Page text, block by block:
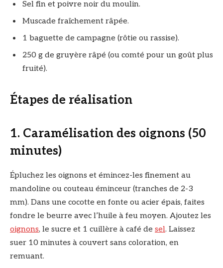
Sel fin et poivre noir du moulin.
Muscade fraîchement râpée.
1 baguette de campagne (rôtie ou rassise).
250 g de gruyère râpé (ou comté pour un goût plus
fruité).
Étapes de réalisation
1. Caramélisation des oignons (50
minutes)
Épluchez les oignons et émincez-les finement au
mandoline ou couteau éminceur (tranches de 2-3
mm). Dans une cocotte en fonte ou acier épais, faites
fondre le beurre avec l’huile à feu moyen. Ajoutez les
oignons, le sucre et 1 cuillère à café de sel. Laissez
suer 10 minutes à couvert sans coloration, en
remuant.